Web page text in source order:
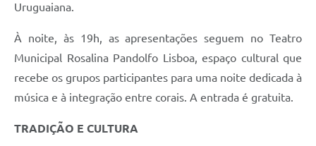
Uruguaiana.
À noite, às 19h, as apresentações seguem no Teatro
Municipal Rosalina Pandolfo Lisboa, espaço cultural que
recebe os grupos participantes para uma noite dedicada à
música e à integração entre corais. A entrada é gratuita.
TRADIÇÃO E CULTURA